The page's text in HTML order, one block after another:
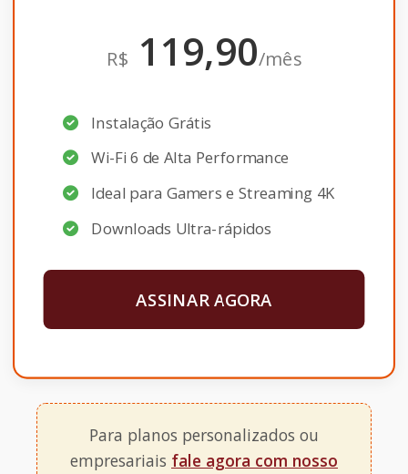
R$ 119,90/mês
Instalação Grátis
Wi-Fi 6 de Alta Performance
Ideal para Gamers e Streaming 4K
Downloads Ultra-rápidos
ASSINAR AGORA
Para planos personalizados ou
empresariais fale agora com nosso